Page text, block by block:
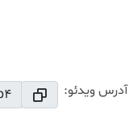
آدرس ویدئو: